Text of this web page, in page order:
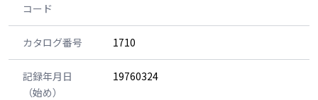
コード
カタログ番号 1710
記録年月日
（始め）
19760324